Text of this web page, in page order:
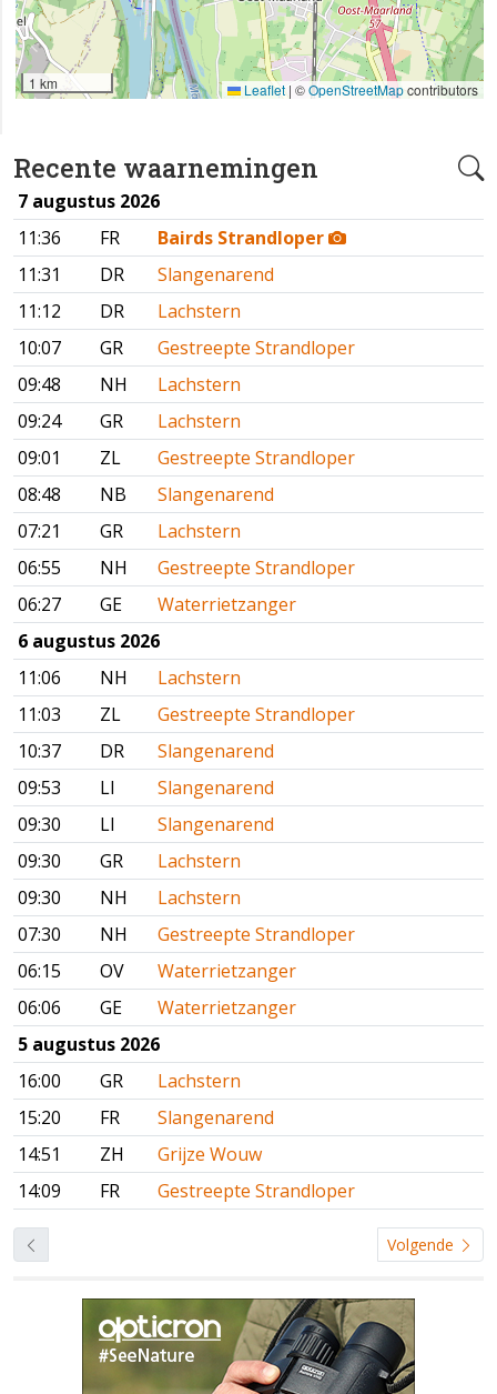
Recente waarnemingen
7 augustus 2026
11:36
FR
Bairds Strandloper
11:31
DR
Slangenarend
11:12
DR
Lachstern
10:07
GR
Gestreepte Strandloper
09:48
NH
Lachstern
09:24
GR
Lachstern
09:01
ZL
Gestreepte Strandloper
08:48
NB
Slangenarend
07:21
GR
Lachstern
06:55
NH
Gestreepte Strandloper
06:27
GE
Waterrietzanger
6 augustus 2026
11:06
NH
Lachstern
11:03
ZL
Gestreepte Strandloper
10:37
DR
Slangenarend
09:53
LI
Slangenarend
09:30
LI
Slangenarend
09:30
GR
Lachstern
09:30
NH
Lachstern
07:30
NH
Gestreepte Strandloper
06:15
OV
Waterrietzanger
06:06
GE
Waterrietzanger
5 augustus 2026
16:00
GR
Lachstern
15:20
FR
Slangenarend
14:51
ZH
Grijze Wouw
14:09
FR Gestreepte Strandloper
Volgende
1 km Leaflet | ©OpenStreetMapcontributors